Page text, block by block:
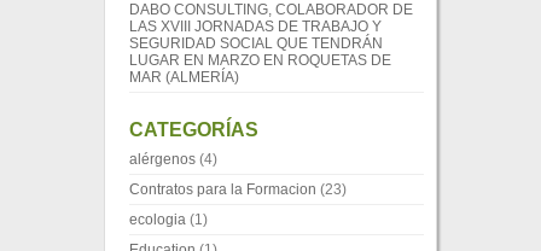
DABO CONSULTING, COLABORADOR DE
LAS XVIII JORNADAS DE TRABAJO Y
SEGURIDAD SOCIAL QUE TENDRÁN
LUGAR EN MARZO EN ROQUETAS DE
MAR (ALMERÍA)
CATEGORÍAS
alérgenos (4)
Contratos para la Formacion (23)
ecologia (1)